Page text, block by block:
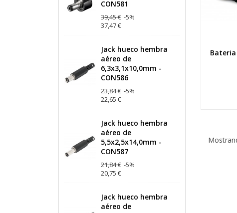
CON581
39,45 € -5%
37,47 €
Jack hueco hembra
aéreo de
6,3x3,1x10,0mm -
CON586
23,84 € -5%
22,65 €
Jack hueco hembra
aéreo de
5,5x2,5x14,0mm -
CON587
21,84 € -5%
20,75 €
Jack hueco hembra
aéreo de